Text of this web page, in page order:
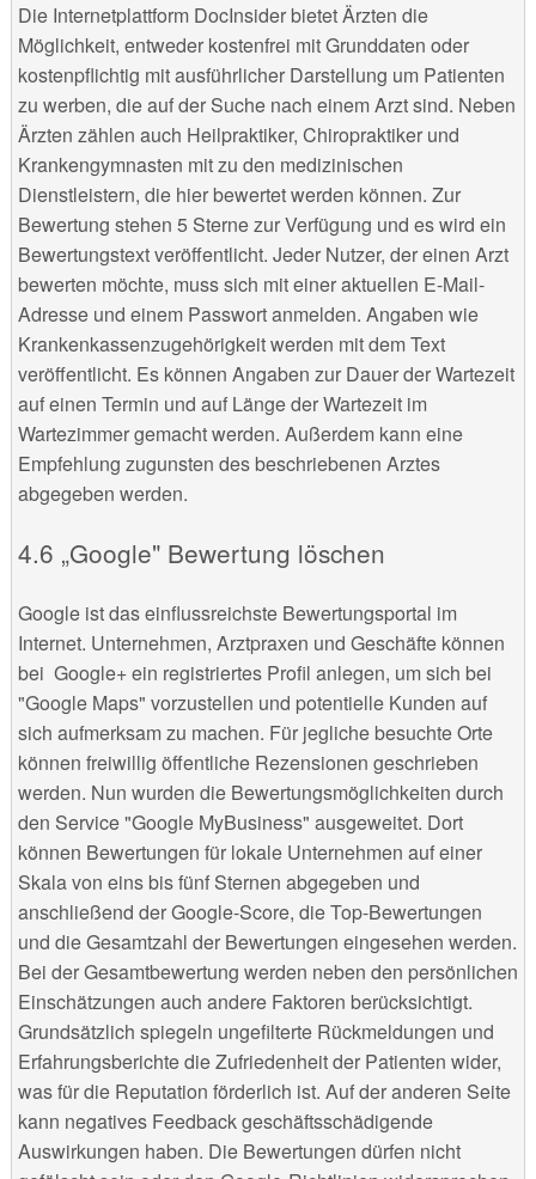
Die Internetplattform DocInsider bietet Ärzten die
Möglichkeit, entweder kostenfrei mit Grunddaten oder
kostenpflichtig mit ausführlicher Darstellung um Patienten
zu werben, die auf der Suche nach einem Arzt sind. Neben
Ärzten zählen auch Heilpraktiker, Chiropraktiker und
Krankengymnasten mit zu den medizinischen
Dienstleistern, die hier bewertet werden können. Zur
Bewertung stehen 5 Sterne zur Verfügung und es wird ein
Bewertungstext veröffentlicht. Jeder Nutzer, der einen Arzt
bewerten möchte, muss sich mit einer aktuellen E-Mail-
Adresse und einem Passwort anmelden. Angaben wie
Krankenkassenzugehörigkeit werden mit dem Text
veröffentlicht. Es können Angaben zur Dauer der Wartezeit
auf einen Termin und auf Länge der Wartezeit im
Wartezimmer gemacht werden. Außerdem kann eine
Empfehlung zugunsten des beschriebenen Arztes
abgegeben werden.
„Google" Bewertung löschen
Google ist das einflussreichste Bewertungsportal im
Internet. Unternehmen, Arztpraxen und Geschäfte können
bei Google+ ein registriertes Profil anlegen, um sich bei
"Google Maps" vorzustellen und potentielle Kunden auf
sich aufmerksam zu machen. Für jegliche besuchte Orte
können freiwillig öffentliche Rezensionen geschrieben
werden. Nun wurden die Bewertungsmöglichkeiten durch
den Service "Google MyBusiness" ausgeweitet. Dort
können Bewertungen für lokale Unternehmen auf einer
Skala von eins bis fünf Sternen abgegeben und
anschließend der Google-Score, die Top-Bewertungen
und die Gesamtzahl der Bewertungen eingesehen werden.
Bei der Gesamtbewertung werden neben den persönlichen
Einschätzungen auch andere Faktoren berücksichtigt.
Grundsätzlich spiegeln ungefilterte Rückmeldungen und
Erfahrungsberichte die Zufriedenheit der Patienten wider,
was für die Reputation förderlich ist. Auf der anderen Seite
kann negatives Feedback geschäftsschädigende
Auswirkungen haben. Die Bewertungen dürfen nicht